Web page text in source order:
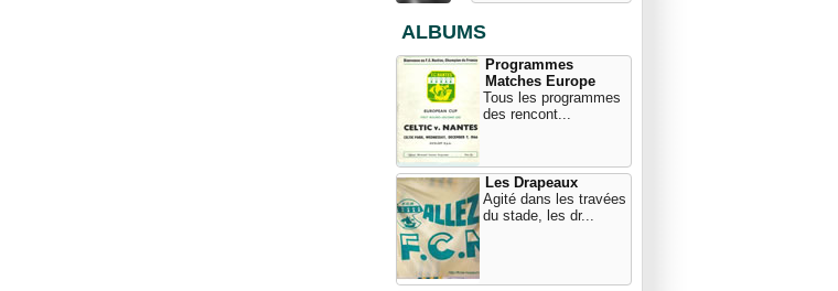
ALBUMS
Programmes
Matches Europe
Tous les programmes
des rencont...
Les Drapeaux
Agité dans les travées
du stade, les dr...